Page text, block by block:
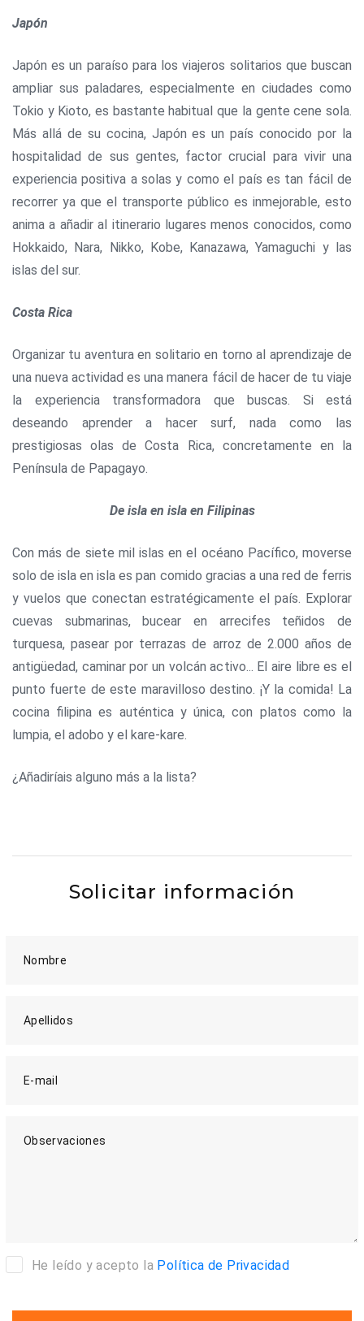
Japón
Japón es un paraíso para los viajeros solitarios que buscan
ampliar sus paladares, especialmente en ciudades como
Tokio y Kioto, es bastante habitual que la gente cene sola.
Más allá de su cocina, Japón es un país conocido por la
hospitalidad de sus gentes, factor crucial para vivir una
experiencia positiva a solas y como el país es tan fácil de
recorrer ya que el transporte público es inmejorable, esto
anima a añadir al itinerario lugares menos conocidos, como
Hokkaido, Nara, Nikko, Kobe, Kanazawa, Yamaguchi y las
islas del sur.
Costa Rica
Organizar tu aventura en solitario en torno al aprendizaje de
una nueva actividad es una manera fácil de hacer de tu viaje
la experiencia transformadora que buscas. Si está
deseando aprender a hacer surf, nada como las
prestigiosas olas de Costa Rica, concretamente en la
Península de Papagayo.
De isla en isla en Filipinas
Con más de siete mil islas en el océano Pacífico, moverse
solo de isla en isla es pan comido gracias a una red de ferris
y vuelos que conectan estratégicamente el país. Explorar
cuevas submarinas, bucear en arrecifes teñidos de
turquesa, pasear por terrazas de arroz de 2.000 años de
antigüedad, caminar por un volcán activo... El aire libre es el
punto fuerte de este maravilloso destino. ¡Y la comida! La
cocina filipina es auténtica y única, con platos como la
lumpia, el adobo y el kare-kare.
¿Añadiríais alguno más a la lista?
Solicitar información
Nombre
Apellidos
E-mail
Observaciones
He leído y acepto la Política de Privacidad